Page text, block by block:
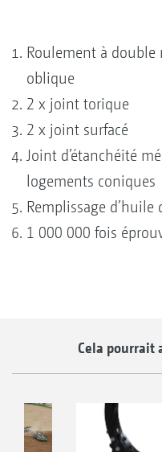
Roulement à double
oblique
2 x joint torique
2 x joint surfacé
Joint d’étanchéité
logements coniques
Remplissage d’huile
1 000 000 fois
Cela pourrait